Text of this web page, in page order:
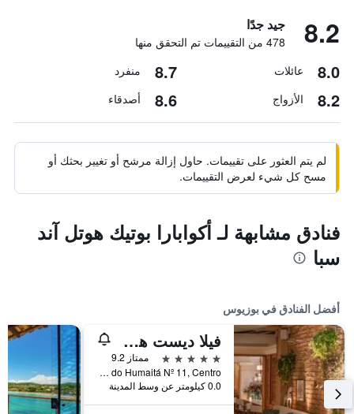
8.2 جيد جدًا
478 من التقييمات تم التحقق منها
8.0 عائلات 8.7 منفرد
8.2 الأزواج 8.6 أصدقاء
لم يتم العثور على تقييمات. حاول إزالة مرشح أو تغيير بحثك أو
مسح كل شيء لعرض التقييمات.
فنادق مشابهة لـ أكوابارا بوتيك هوتل آند
سبا
أفضل الفنادق في بوزيوس
فيلا ديست هوتل
5 نجوم
ممتاز 9.2
Alto do Humaitá Nº 11, Centro, بوزيوس, البرازيل
0.0 كيلومتر عن وسط المدينة